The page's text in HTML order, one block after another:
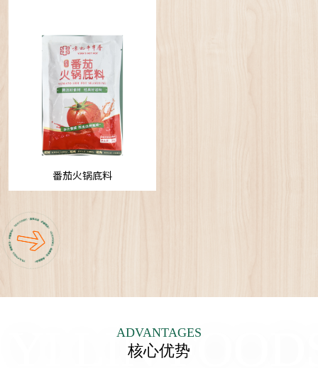
番茄火锅底料
YI LIN
ADVANTAGES
核心优势